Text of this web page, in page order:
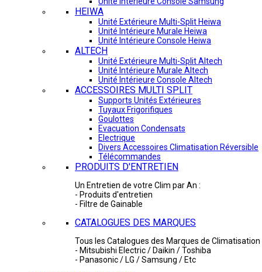
HEIWA
Unité Extérieure Multi-Split Heiwa
Unité Intérieure Murale Heiwa
Unité Intérieure Console Heiwa
ALTECH
Unité Extérieure Multi-Split Altech
Unité Intérieure Murale Altech
Unité Intérieure Console Altech
ACCESSOIRES MULTI SPLIT
Supports Unités Extérieures
Tuyaux Frigorifiques
Goulottes
Evacuation Condensats
Electrique
Divers Accessoires Climatisation Réversible
Télécommandes
PRODUITS D'ENTRETIEN
Un Entretien de votre Clim par An :
- Produits d'entretien
- Filtre de Gainable
CATALOGUES DES MARQUES
Tous les Catalogues des Marques de Climatisation
- Mitsubishi Electric / Daikin / Toshiba
- Panasonic / LG / Samsung / Etc